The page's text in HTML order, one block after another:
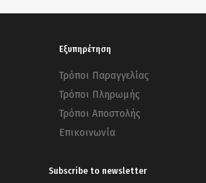
Εξυπηρέτηση
Τρόποι Παραγγελίας
Τρόποι Πληρωμής
Τρόποι Αποστολής
Επικοινωνία
Subscribe to newsletter